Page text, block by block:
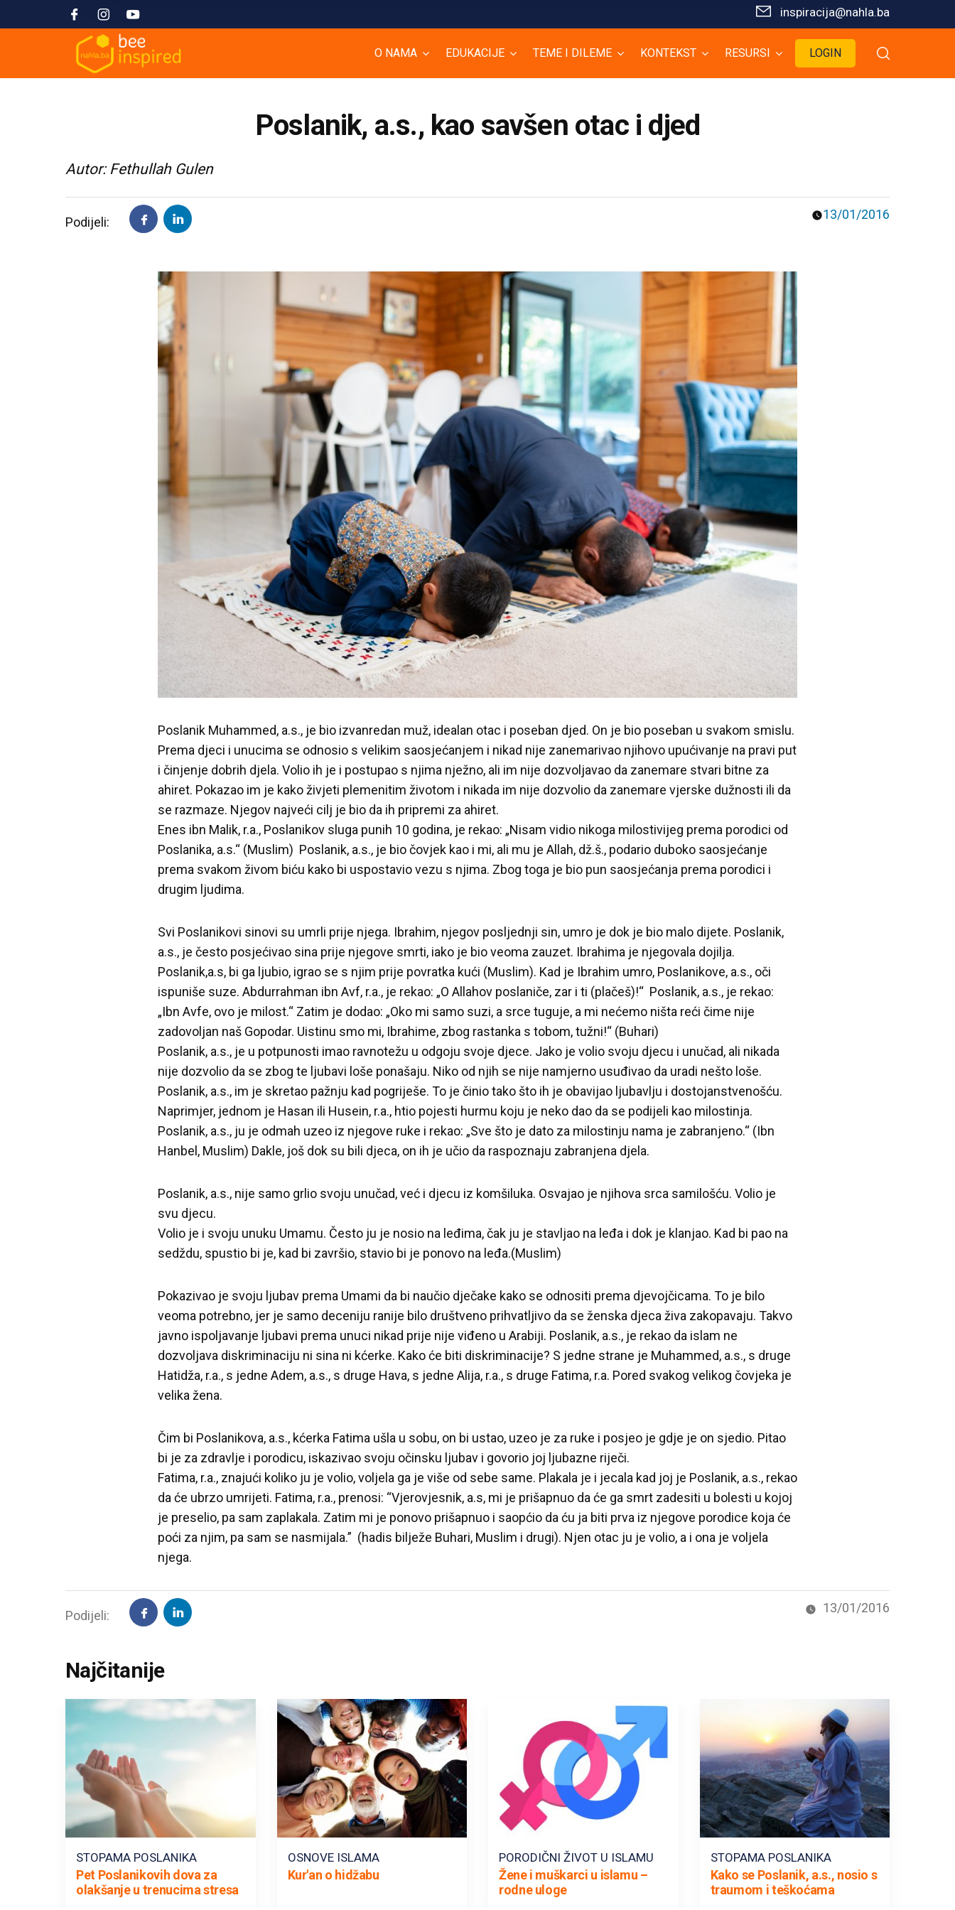
inspiracija@nahla.bа
O NAMA EDUKACIJE TEME I DILEME KONTEKST RESURSI LOGIN
Poslanik, a.s., kao savšen otac i djed
Autor: Fethullah Gulen
Podijeli: 13/01/2016
Poslanik Muhammed, a.s., je bio izvanredan muž, idealan otac i poseban djed. On je bio poseban u svakom smislu.
Prema djeci i unucima se odnosio s velikim saosjećanjem i nikad nije zanemarivao njihovo upućivanje na pravi put
i činjenje dobrih djela. Volio ih je i postupao s njima nježno, ali im nije dozvoljavao da zanemare stvari bitne za
ahiret. Pokazao im je kako živjeti plemenitim životom i nikada im nije dozvolio da zanemare vjerske dužnosti ili da
se razmaze. Njegov najveći cilj je bio da ih pripremi za ahiret.
Enes ibn Malik, r.a., Poslanikov sluga punih 10 godina, je rekao: „Nisam vidio nikoga milostivijeg prema porodici od
Poslanika, a.s.“ (Muslim) Poslanik, a.s., je bio čovjek kao i mi, ali mu je Allah, dž.š., podario duboko saosjećanje
prema svakom živom biću kako bi uspostavio vezu s njima. Zbog toga je bio pun saosjećanja prema porodici i
drugim ljudima.
Svi Poslanikovi sinovi su umrli prije njega. Ibrahim, njegov posljednji sin, umro je dok je bio malo dijete. Poslanik,
a.s., je često posjećivao sina prije njegove smrti, iako je bio veoma zauzet. Ibrahima je njegovala dojilja.
Poslanik,a.s, bi ga ljubio, igrao se s njim prije povratka kući (Muslim). Kad je Ibrahim umro, Poslanikove, a.s., oči
ispuniše suze. Abdurrahman ibn Avf, r.a., je rekao: „O Allahov poslaniče, zar i ti (plačeš)!“ Poslanik, a.s., je rekao:
„Ibn Avfe, ovo je milost.“ Zatim je dodao: „Oko mi samo suzi, a srce tuguje, a mi nećemo ništa reći čime nije
zadovoljan naš Gopodar. Uistinu smo mi, Ibrahime, zbog rastanka s tobom, tužni!“ (Buhari)
Poslanik, a.s., je u potpunosti imao ravnotežu u odgoju svoje djece. Jako je volio svoju djecu i unučad, ali nikada
nije dozvolio da se zbog te ljubavi loše ponašaju. Niko od njih se nije namjerno usuđivao da uradi nešto loše.
Poslanik, a.s., im je skretao pažnju kad pogriješe. To je činio tako što ih je obavijao ljubavlju i dostojanstvenošću.
Naprimjer, jednom je Hasan ili Husein, r.a., htio pojesti hurmu koju je neko dao da se podijeli kao milostinja.
Poslanik, a.s., ju je odmah uzeo iz njegove ruke i rekao: „Sve što je dato za milostinju nama je zabranjeno.“ (Ibn
Hanbel, Muslim) Dakle, još dok su bili djeca, on ih je učio da raspoznaju zabranjena djela.
Poslanik, a.s., nije samo grlio svoju unučad, već i djecu iz komšiluka. Osvajao je njihova srca samilošću. Volio je
svu djecu.
Volio je i svoju unuku Umamu. Često ju je nosio na leđima, čak ju je stavljao na leđa i dok je klanjao. Kad bi pao na
sedždu, spustio bi je, kad bi završio, stavio bi je ponovo na leđa.(Muslim)
Pokazivao je svoju ljubav prema Umami da bi naučio dječake kako se odnositi prema djevojčicama. To je bilo
veoma potrebno, jer je samo deceniju ranije bilo društveno prihvatljivo da se ženska djeca živa zakopavaju. Takvo
javno ispoljavanje ljubavi prema unuci nikad prije nije viđeno u Arabiji. Poslanik, a.s., je rekao da islam ne
dozvoljava diskriminaciju ni sina ni kćerke. Kako će biti diskriminacije? S jedne strane je Muhammed, a.s., s druge
Hatidža, r.a., s jedne Adem, a.s., s druge Hava, s jedne Alija, r.a., s druge Fatima, r.a. Pored svakog velikog čovjeka je
velika žena.
Čim bi Poslanikova, a.s., kćerka Fatima ušla u sobu, on bi ustao, uzeo je za ruke i posjeo je gdje je on sjedio. Pitao
bi je za zdravlje i porodicu, iskazivao svoju očinsku ljubav i govorio joj ljubazne riječi.
Fatima, r.a., znajući koliko ju je volio, voljela ga je više od sebe same. Plakala je i jecala kad joj je Poslanik, a.s., rekao
da će ubrzo umrijeti. Fatima, r.a., prenosi: “Vjerovjesnik, a.s, mi je prišapnuo da će ga smrt zadesiti u bolesti u kojoj
je preselio, pa sam zaplakala. Zatim mi je ponovo prišapnuo i saopćio da ću ja biti prva iz njegove porodice koja će
poći za njim, pa sam se nasmijala.” (hadis bilježe Buhari, Muslim i drugi). Njen otac ju je volio, a i ona je voljela
njega.
Podijeli: 13/01/2016
Najčitanije
STOPAMA POSLANIKA
Pet Poslanikovih dova za
olakšanje u trenucima stresa
OSNOVE ISLAMA
Kur'an o hidžabu
PORODIČNI ŽIVOT U ISLAMU
Žene i muškarci u islamu –
rodne uloge
STOPAMA POSLANIKA
Kako se Poslanik, a.s., nosio s
traumom i teškoćama